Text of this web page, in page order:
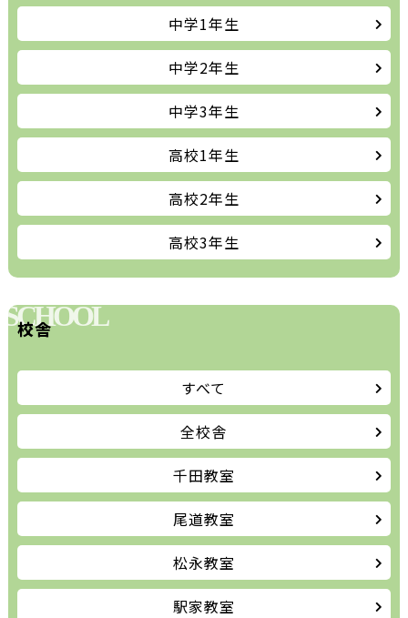
中学1年生
中学2年生
中学3年生
高校1年生
高校2年生
高校3年生
SCHOOL
校舎
すべて
全校舎
千田教室
尾道教室
松永教室
駅家教室